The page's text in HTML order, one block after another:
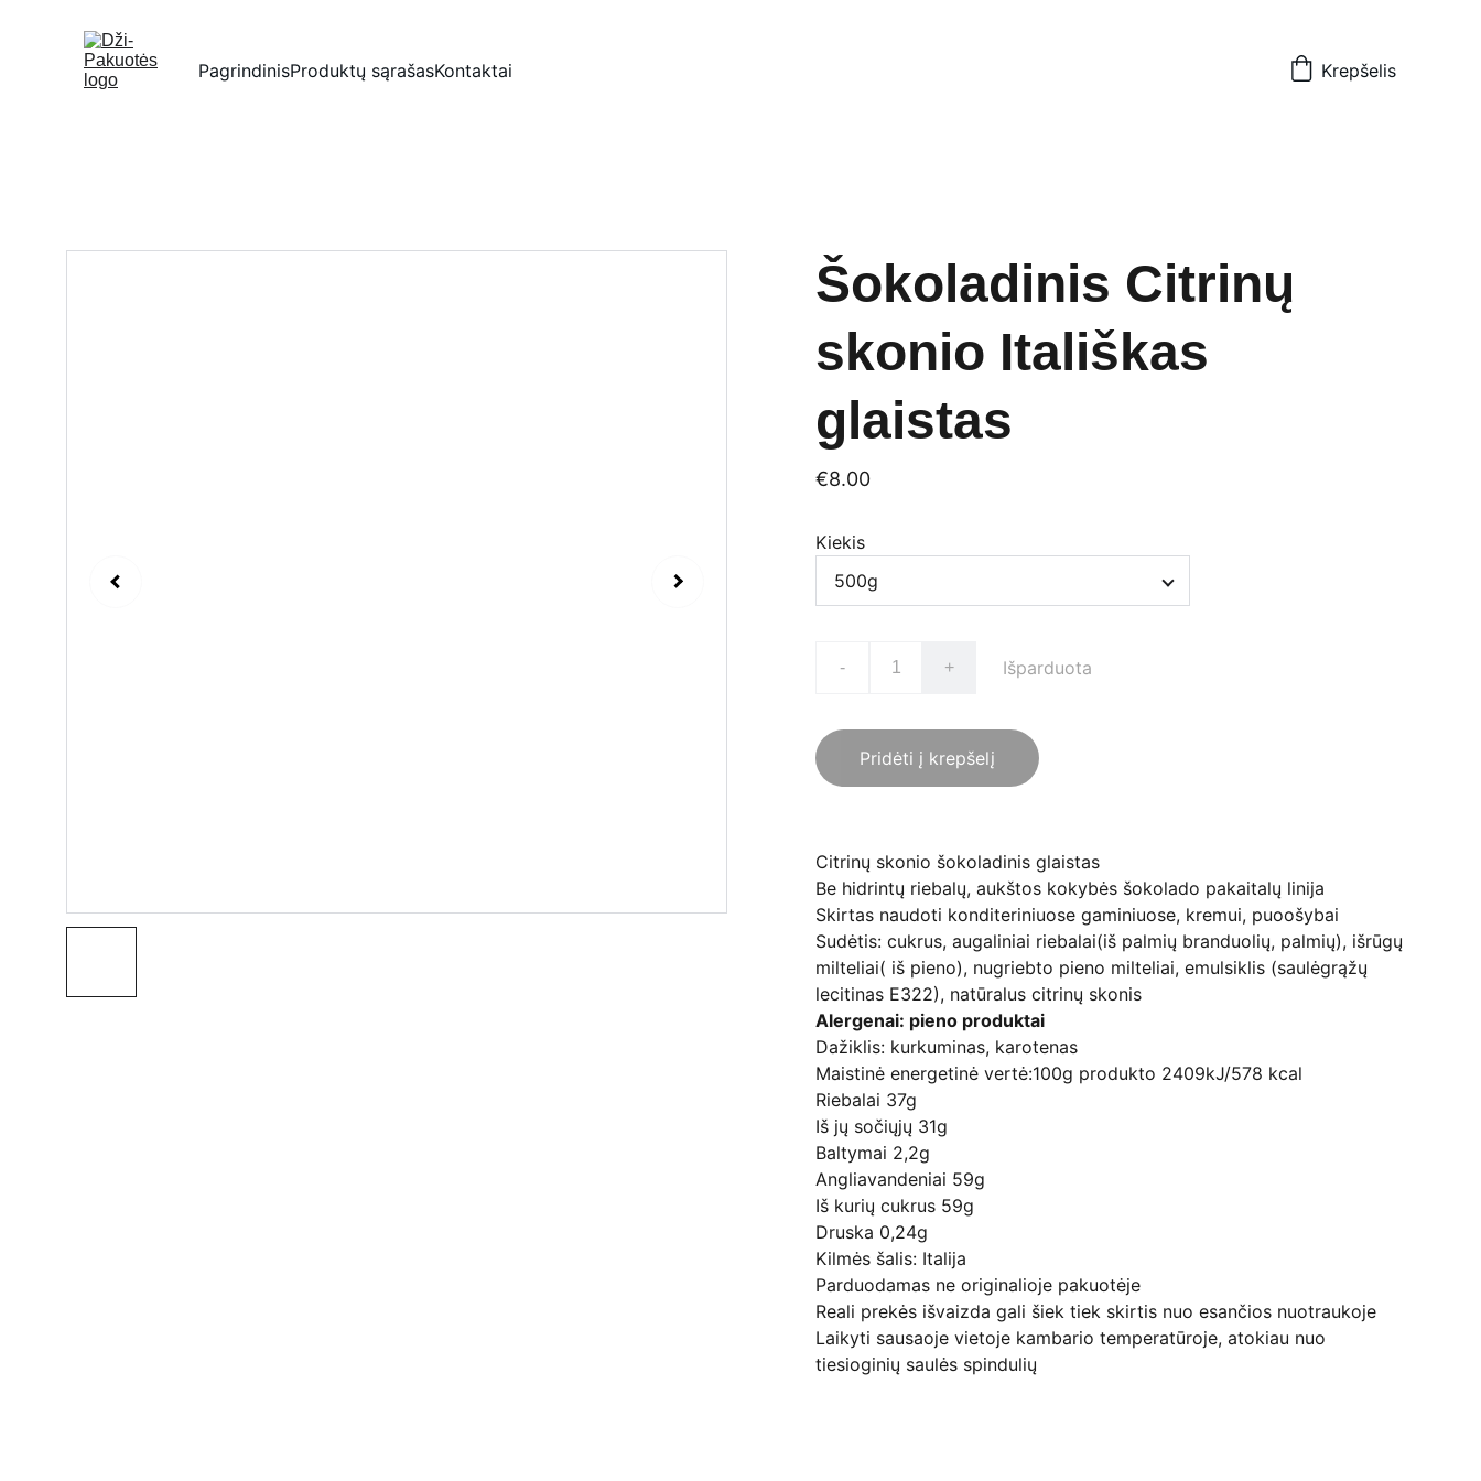
PagrindinisProduktų sąrašasKontaktai Krepšelis
Šokoladinis Citrinų
skonio Itališkas
glaistas
€8.00
Kiekis
- + Išparduota
Pridėti į krepšelį
Citrinų skonio šokoladinis glaistas
Be hidrintų riebalų, aukštos kokybės šokolado pakaitalų linija
Skirtas naudoti konditeriniuose gaminiuose, kremui, puoošybai
Sudėtis: cukrus, augaliniai riebalai(iš palmių branduolių, palmių), išrūgų
milteliai( iš pieno), nugriebto pieno milteliai, emulsiklis (saulėgrąžų
lecitinas E322), natūralus citrinų skonis
Alergenai: pieno produktai
Dažiklis: kurkuminas, karotenas
Maistinė energetinė vertė:100g produkto 2409kJ/578 kcal
Riebalai 37g
Iš jų sočiųjų 31g
Baltymai 2,2g
Angliavandeniai 59g
Iš kurių cukrus 59g
Druska 0,24g
Kilmės šalis: Italija
Parduodamas ne originalioje pakuotėje
Reali prekės išvaizda gali šiek tiek skirtis nuo esančios nuotraukoje
Laikyti sausaoje vietoje kambario temperatūroje, atokiau nuo
tiesioginių saulės spindulių